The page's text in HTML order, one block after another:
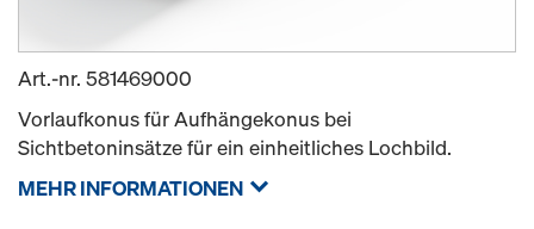
Art.-nr. 581469000
Vorlaufkonus für Aufhängekonus bei
Sichtbetoninsätze für ein einheitliches Lochbild.
MEHR INFORMATIONEN